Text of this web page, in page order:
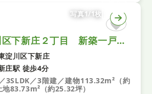
写真1/1枚
大阪市東淀川区下新庄２丁目 新築一戸建て 全1区画
淀川区下新庄
庄駅 徒歩4分
3SLDK／3階建／建物113.32m²（約
83.73m²（約25.32坪）